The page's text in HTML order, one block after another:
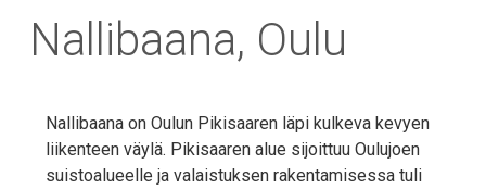
Nallibaana, Oulu
Nallibaana on Oulun Pikisaaren läpi kulkeva kevyen
liikenteen väylä. Pikisaaren alue sijoittuu Oulujoen
suistoalueelle ja valaistuksen rakentamisessa tuli